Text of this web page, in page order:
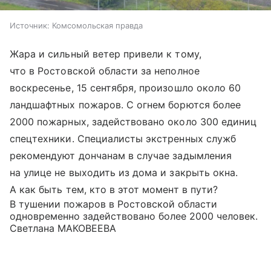
Источник: Комсомольская правда
Жара и сильный ветер привели к тому,
что в Ростовской области за неполное
воскресенье, 15 сентября, произошло около 60
ландшафтных пожаров. С огнем борются более
2000 пожарных, задействовано около 300 единиц
спецтехники. Специалисты экстренных служб
рекомендуют дончанам в случае задымления
на улице не выходить из дома и закрыть окна.
А как быть тем, кто в этот момент в пути?
В тушении пожаров в Ростовской области
одновременно задействовано более 2000 человек.
Светлана МАКОВЕЕВА